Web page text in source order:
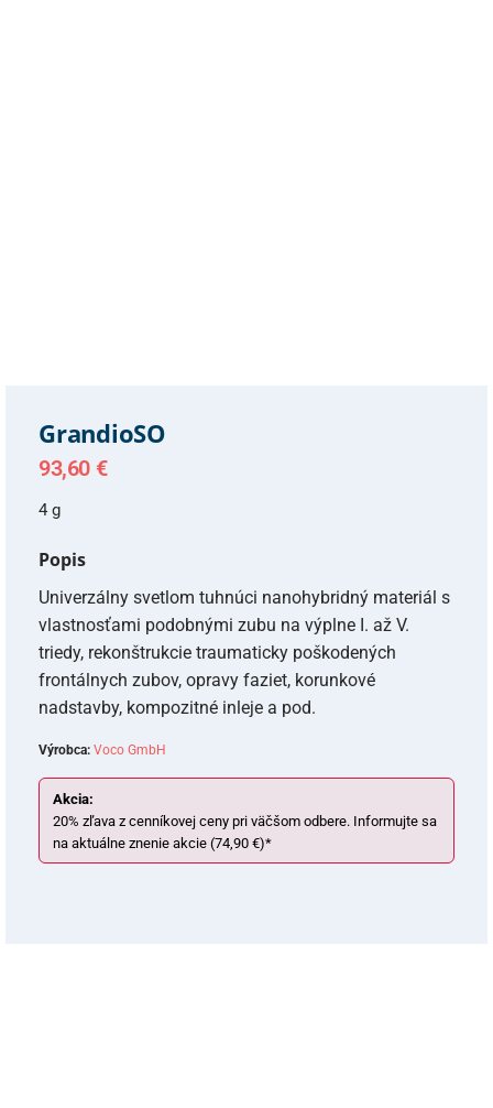
GrandioSO
93,60 €
4 g
Popis
Univerzálny svetlom tuhnúci nanohybridný materiál s
vlastnosťami podobnými zubu na výplne I. až V.
triedy, rekonštrukcie traumaticky poškodených
frontálnych zubov, opravy faziet, korunkové
nadstavby, kompozitné inleje a pod.
Výrobca: Voco GmbH
Akcia:
20% zľava z cenníkovej ceny pri väčšom odbere. Informujte sa
na aktuálne znenie akcie (74,90 €)*